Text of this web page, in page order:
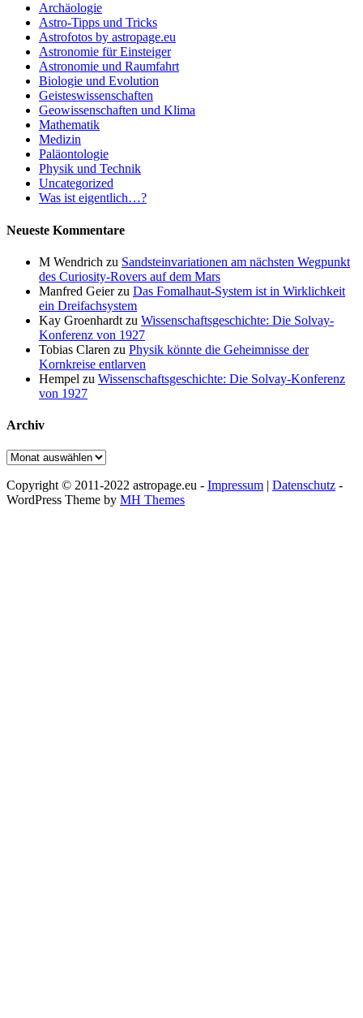
Archäologie
Astro-Tipps und Tricks
Astrofotos by astropage.eu
Astronomie für Einsteiger
Astronomie und Raumfahrt
Biologie und Evolution
Geisteswissenschaften
Geowissenschaften und Klima
Mathematik
Medizin
Paläontologie
Physik und Technik
Uncategorized
Was ist eigentlich…?
Neueste Kommentare
M Wendrich zu Sandsteinvariationen am nächsten Wegpunkt
des Curiosity-Rovers auf dem Mars
Manfred Geierzu Das Fomalhaut-System ist in Wirklichkeit
ein Dreifachsystem
Kay Groenhardt zu Wissenschaftsgeschichte: Die Solvay-
Konferenz von 1927
Tobias Claren zu Physik könnte die Geheimnisse der
Kornkreise entlarven
Hempel zu Wissenschaftsgeschichte: Die Solvay-Konferenz
von 1927
Archiv
Archiv
Copyright © 2011-2022 astropage.eu - Impressum | Datenschutz -
WordPress Theme by MH Themes